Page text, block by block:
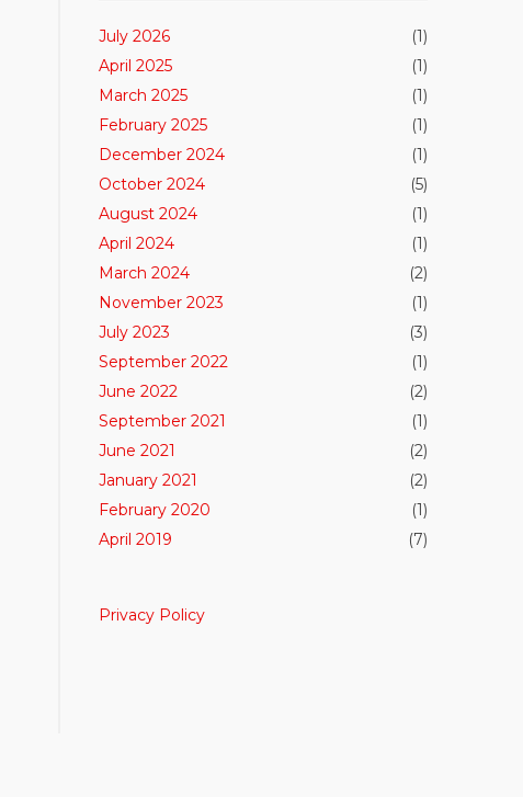
July 2026
(1)
April 2025
(1)
March 2025
(1)
February 2025
(1)
December 2024
(1)
October 2024
(5)
August 2024
(1)
April 2024
(1)
March 2024
(2)
November 2023
(1)
July 2023
(3)
September 2022
(1)
June 2022
(2)
September 2021
(1)
June 2021
(2)
January 2021
(2)
February 2020
(1)
April 2019
(7)
Privacy Policy